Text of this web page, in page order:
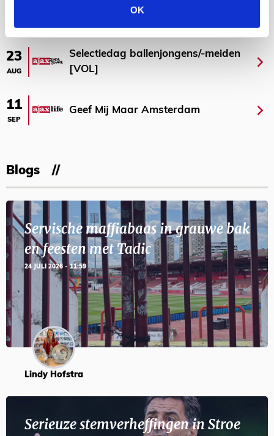
OK
23
AUG
Selectiedag ballenjongens/-meiden
[VOL]
11
SEP
Geef Mij Maar Amsterdam
Blogs
Servische maffiabaas in grauwe bak
en feesten met Tadic
24 JULI 2026 - 11:59
Lindy Hofstra
Serieuze stemverheffingen in Stroe